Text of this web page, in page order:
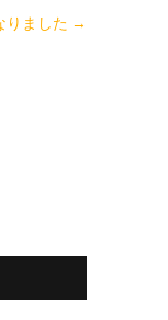
りました →